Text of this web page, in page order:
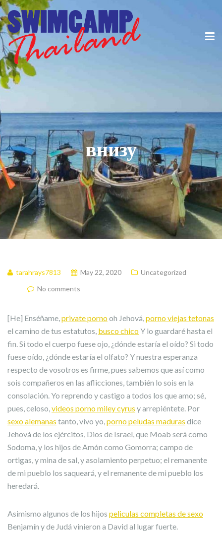
внизу
tarahrays7813 May 22, 2020
Uncategorized
No comments
[He] Enséñame,private pornooh Jehová,porno viejas tetonas
el camino de tus estatutos, busco chicoY lo guardaré hasta el
fin. Si todo el cuerpo fuese ojo, ¿dónde estaría el oído? Si todo
fuese oído, ¿dónde estaría el olfato? Y nuestra esperanza
respecto de vosotros es firme, pues sabemos que así como
sois compañeros en las aflicciones, también lo sois en la
consolación. Yo reprendo y castigo a todos los que amo; sé,
pues, celoso,videos porno miley cyrus y arrepiéntete. Por
sexo alemanas tanto, vivo yo,porno peludas maduras dice
Jehová de los ejércitos, Dios de Israel, que Moab será como
Sodoma, y los hijos de Amón como Gomorra; campo de
ortigas, y mina de sal, y asolamiento perpetuo; el remanente
de mi pueblo los saqueará, y el remanente de mi pueblo los
heredará.
Asimismo algunos de los hijos peliculas completas de sexo
Benjamín y de Judá vinieron a David al lugar fuerte.